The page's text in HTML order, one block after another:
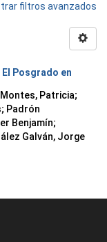
filtros avanzados
Posgrado en
Montes, Patricia;
; Padrón
Benjamín;
Galván, Jorge